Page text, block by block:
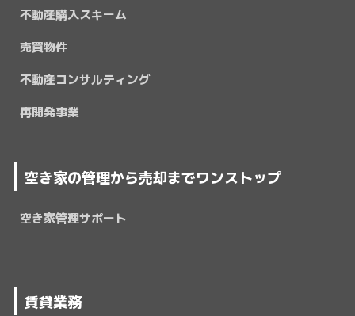
不動産購入スキーム
売買物件
不動産コンサルティング
再開発事業
空き家の管理から売却までワンストップ
空き家管理サポート
賃貸業務